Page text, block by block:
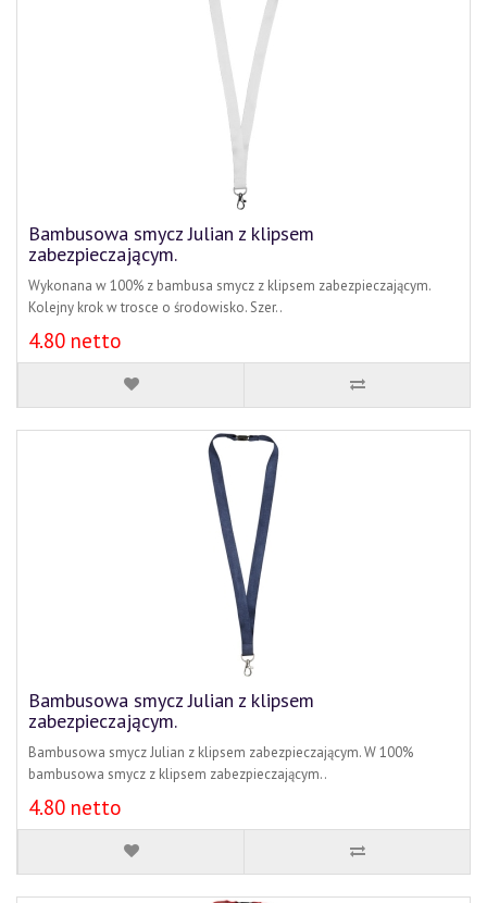
Bambusowa smycz Julian z klipsem
zabezpieczającym.
Wykonana w 100% z bambusa smycz z klipsem zabezpieczającym.
Kolejny krok w trosce o środowisko. Szer..
4.80 netto
Bambusowa smycz Julian z klipsem
zabezpieczającym.
Bambusowa smycz Julian z klipsem zabezpieczającym. W 100%
bambusowa smycz z klipsem zabezpieczającym..
4.80 netto